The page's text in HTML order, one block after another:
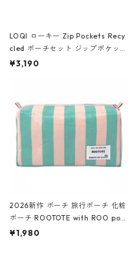
LOQI ローキー Zip Pockets Recy
cled ポーチセット ジップポケット
ファスナーポーチ 撥水加工 トラベ
ーガンディー、オフホワイト
¥3,190
2026新作 ポーチ 旅行ポーチ 化粧
ポーチ ROOTOTE with ROO pou
ch 3532 ルートート WR.ポーチ.ラ
¥1,980